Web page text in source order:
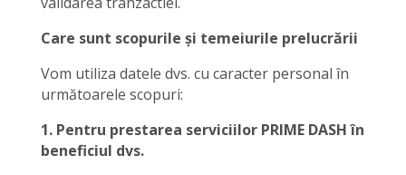
Care sunt scopurile și temeiurile prelucrării
Vom utiliza datele dvs. cu caracter personal în
următoarele scopuri:
1. Pentru prestarea serviciilor PRIME DASH în
beneficiul dvs.